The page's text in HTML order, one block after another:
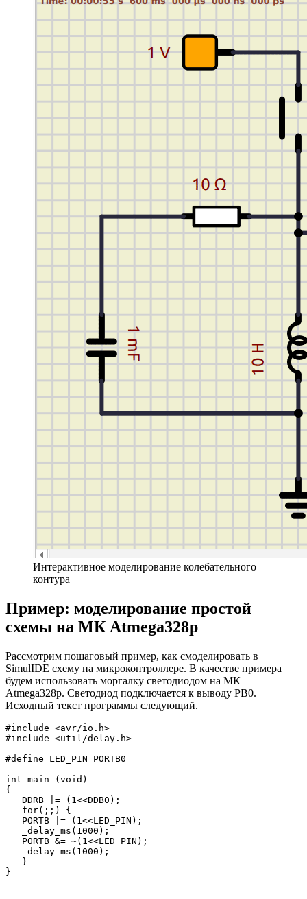
Интерактивное моделирование колебательного
контура
Пример: моделирование простой
схемы на МК Atmega328p
Рассмотрим пошаговый пример, как смоделировать в
SimulIDE схему на микроконтроллере. В качестве примера
будем использовать моргалку светодиодом на МК
Atmega328p. Светодиод подключается к выводу PB0.
Исходный текст программы следующий.
#include <avr/io.h>
#include <util/delay.h>
#define LED_PIN PORTB0
int main (void)
{
   DDRB |= (1<<DDB0);
   for(;;) {
   PORTB |= (1<<LED_PIN);
   _delay_ms(1000);
   PORTB &= ~(1<<LED_PIN);
   _delay_ms(1000);
   }
}